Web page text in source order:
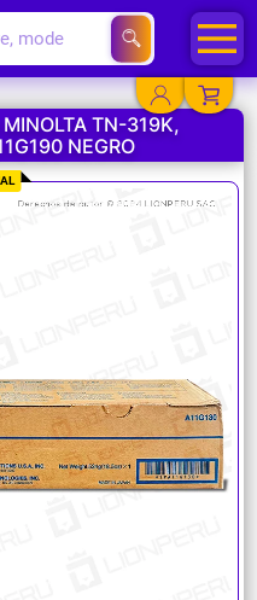
NUEVO
TN-319K,
NEGRO